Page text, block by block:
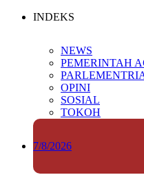
INDEKS
NEWS
PEMERINTAH
OPINI
SOSIAL
TOKOH
7/8/2026